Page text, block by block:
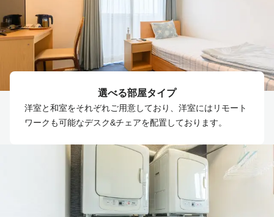
選べる部屋タイプ
洋室と和室をそれぞれご用意しており、洋室にはリモート
ワークも可能なデスク&チェアを配置しております。